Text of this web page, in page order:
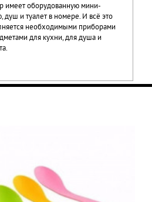
имеет оборудованную мини-
душ и туалет в номере. И всё это
необходимыми приборами
для кухни, для душа и